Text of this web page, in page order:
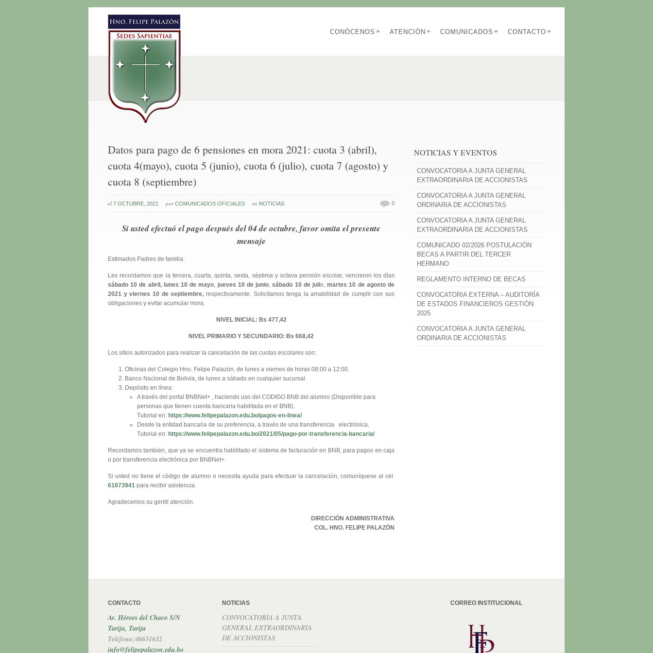
CONÓCENOS » ATENCIÓN » COMUNICADOS » CONTACTO »
Datos para pago de 6 pensiones en mora 2021: cuota 3 (abril),
cuota 4(mayo), cuota 5 (junio), cuota 6 (julio), cuota 7 (agosto) y
cuota 8 (septiembre)
el 7 OCTUBRE, 2021 por COMUNICADOS OFICIALES en NOTICIAS 0
Si usted efectuó el pago después del 04 de octubre, favor omita el presente
mensaje
Estimados Padres de familia:
Les recordamos que la tercera, cuarta, quinta, sexta, séptima y octava pensión escolar, vencieron los días
sábado 10 de abril, lunes 10 de mayo, jueves 10 de junio,sábado 10 de julio,martes 10 de agosto de
2021 y viernes 10 de septiembre, respectivamente. Solicitamos tenga la amabilidad de cumplir con sus
obligaciones y evitar acumular mora.
NIVEL INICIAL: Bs 477,42
NIVEL PRIMARIO Y SECUNDARIO: Bs 668,42
Los sitios autorizados para realizar la cancelación de las cuotas escolares son:
Oficinas del Colegio Hno. Felipe Palazón, de lunes a viernes de horas 08:00 a 12:00.
Banco Nacional de Bolivia, de lunes a sábado en cualquier sucursal.
Depósito en línea:
A través del portal BNBNet+ , haciendo uso del CODIGO BNB del alumno (Disponible para
personas que tienen cuenta bancaria habilitada en el BNB).
Tutorial en: https://www.felipepalazon.edu.bo/pagos-en-linea/
Desde la entidad bancaria de su preferencia, a través de una transferencia electrónica.
Tutorial en: https://www.felipepalazon.edu.bo/2021/05/pago-por-transferencia-bancaria/
Recordamos también, que ya se encuentra habilitado el sistema de facturación en BNB, para pagos en caja
o por transferencia electrónica por BNBNet+.
Si usted no tiene el código de alumno o necesita ayuda para efectuar la cancelación, comuníquese al cel.
61873941 para recibir asistencia.
Agradecemos su gentil atención.
DIRECCIÓN ADMINISTRATIVA
COL. HNO. FELIPE PALAZÓN
NOTICIAS Y EVENTOS
CONVOCATORIA A JUNTA GENERAL
EXTRAORDINARIA DE ACCIONISTAS
CONVOCATORIA A JUNTA GENERAL
ORDINARIA DE ACCIONISTAS
CONVOCATORIA A JUNTA GENERAL
EXTRAORDINARIA DE ACCIONISTAS
COMUNICADO 02/2026 POSTULACIÓN
BECAS A PARTIR DEL TERCER
HERMANO
REGLAMENTO INTERNO DE BECAS
CONVOCATORIA EXTERNA – AUDITORÍA
DE ESTADOS FINANCIEROS GESTIÓN
2025
CONVOCATORIA A JUNTA GENERAL
ORDINARIA DE ACCIONISTAS
CONTACTO
Av. Héroes del Chaco S/N
Tarija, Tarija
Teléfono:46631632
info@felipepalazon.edu.bo
NOTICIAS
CONVOCATORIA A JUNTA
GENERAL EXTRAORDINARIA
DE ACCIONISTAS
CORREO INSTITUCIONAL